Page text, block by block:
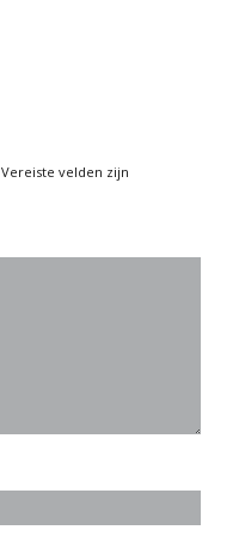
Vereiste velden zijn